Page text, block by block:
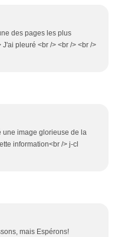
des pages les plus
pleuré <br /> <br /> <br />
une image glorieuse de la
information<br /> j-cl
mais Espérons!